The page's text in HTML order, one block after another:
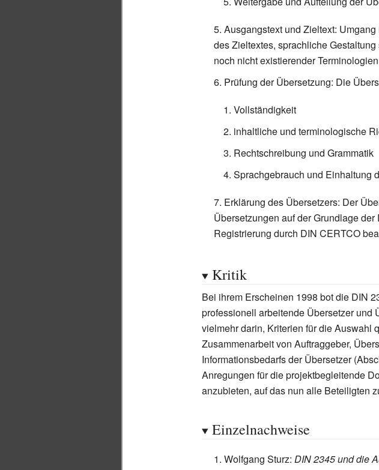
Ausgangstext und Zieltext:
des Zieltextes, sprachliche
noch nicht existierender
Prüfung der Übersetzung: Die
Vollständigkeit
inhaltliche und terminologische
Rechtschreibung und Grammatik
Sprachgebrauch und Einhaltung
Erklärung des Übersetzers: Der
Übersetzungen auf der Grundlage
Registrierung durch DIN CERTCO
Kritik
Bei ihrem Erscheinen 1998 bot die DIN
professionell arbeitende Übersetzer und
vielmehr darin, Kriterien für die Auswahl
Zusammenarbeit von Auftraggeber,
Informationsbedarfs der Übersetzer
Anregungen für die projektbegleitende
anzubieten, auf das nun alle Beteiligten
Einzelnachweise
Wolfgang Sturz: DIN 2345 und die